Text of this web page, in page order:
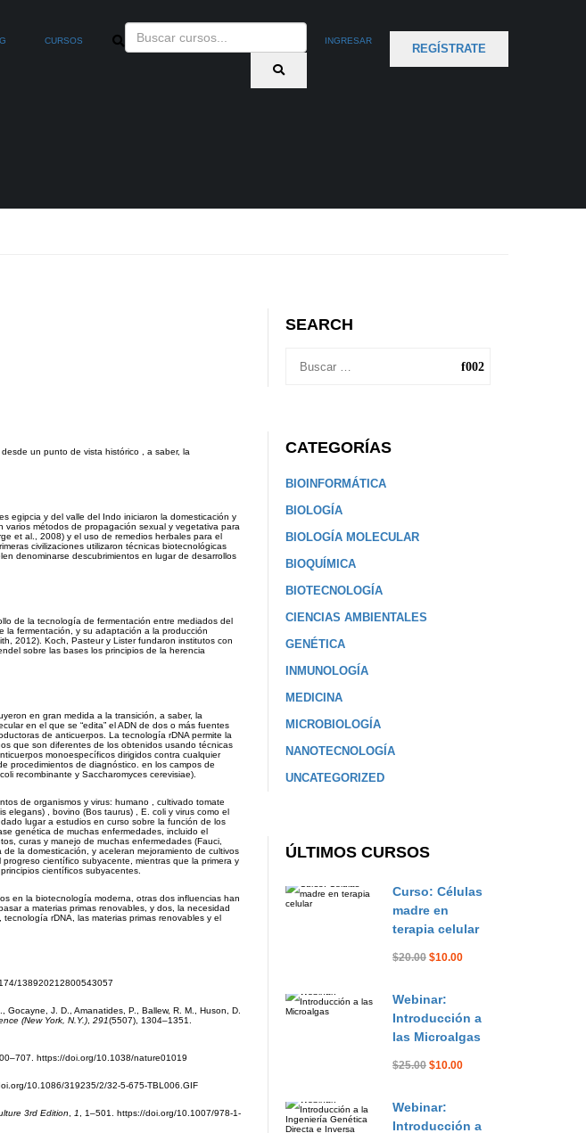
CURSOS INGRESAR
REGÍSTRATE
un punto de vista histórico , a saber, la
egipcia y del valle del Indo iniciaron la domesticación y
métodos de propagación sexual y vegetativa para
et al., 2008) y el uso de remedios herbales para el
civilizaciones utilizaron técnicas biotecnológicas
denominarse descubrimientos en lugar de desarrollos
de la tecnología de fermentación entre mediados del
fermentación, y su adaptación a la producción
2012). Koch, Pasteur y Lister fundaron institutos con
sobre las bases los principios de la herencia
en gran medida a la transición, a saber, la
en el que se “edita” el ADN de dos o más fuentes
de anticuerpos. La tecnología rDNA permite la
que son diferentes de los obtenidos usando técnicas
monoespecíficos dirigidos contra cualquier
procedimientos de diagnóstico. en los campos de
recombinante y Saccharomyces cerevisiae).
de organismos y virus: humano , cultivado tomate
elegans) , bovino (Bos taurus) , E. coli y virus como el
lugar a estudios en curso sobre la función de los
genética de muchas enfermedades, incluido el
curas y manejo de muchas enfermedades (Fauci,
la domesticación, y aceleran mejoramiento de cultivos
científico subyacente, mientras que la primera y
científicos subyacentes.
en la biotecnología moderna, otras dos influencias han
a materias primas renovables, y dos, la necesidad
rDNA, las materias primas renovables y el
138920212800543057
Gocayne, J. D., Amanatides, P., Ballew, R. M., Huson, D.
(New York, N.Y.) 291(5507), 1304–1351.
https://doi.org/10.1038/nature01019
10.1086/319235/2/32-5-675-TBL006.GIF
3rd Edition 1 , 1–501. https://doi.org/10.1007/978-1-
SEARCH
CATEGORÍAS
BIOINFORMÁTICA
BIOLOGÍA
BIOLOGÍA MOLECULAR
BIOQUÍMICA
BIOTECNOLOGÍA
CIENCIAS AMBIENTALES
GENÉTICA
INMUNOLOGÍA
MEDICINA
MICROBIOLOGÍA
NANOTECNOLOGÍA
UNCATEGORIZED
ÚLTIMOS CURSOS
Curso: Células
madre en
terapia celular
$20.00 $10.00
Webinar:
Introducción a
las Microalgas
$25.00 $10.00
Webinar:
Introducción a